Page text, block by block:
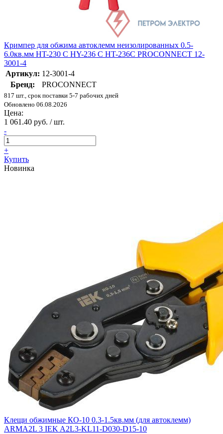
Кримпер для обжима автоклемм неизолированных 0.5-
6.0кв.мм HT-230 С HY-236 C HT-236C PROCONNECT 12-
3001-4
Артикул: 12-3001-4
Бренд:
PROCONNECT
817 шт., срок поставки 5-7 рабочих дней
Обновлено 06.08.2026
Цена:
1 061.40 руб. / шт.
-
+
Купить
Новинка
Клещи обжимные КО-10 0.3-1.5кв.мм (для автоклемм)
ARMA2L 3 IEK A2L3-KL11-D030-D15-10